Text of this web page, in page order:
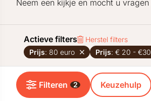
Neem een kijkje en mocht u
Actieve filters
Herstel filters
Prijs: 80 euro Prijs: € 20 - €30
Filteren 2 Keuzehulp